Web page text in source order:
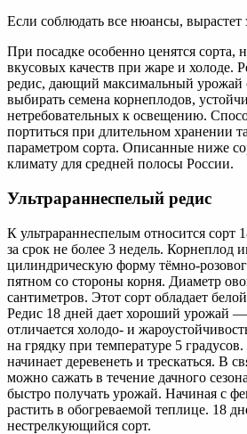
Если соблюдать все нюансы,
При посадке особенно ценятся сорта,
вкусовых качеств при жаре и холоде.
редис, дающий максимальный урожай
выбирать семена корнеплодов,
нетребовательных к освещению.
портиться при длительном хранении
параметром сорта. Описанные ниже
климату для средней полосы России.
Ультрараннеспелый редис
К ультрараннеспелым относится сорт
за срок не более 3 недель. Корнеплод
цилиндрическую форму тёмно-
пятном со стороны корня. Диаметр
сантиметров. Этот сорт обладает
Редис 18 дней дает хороший урожай
отличается холодо- и
на грядку при температуре 5
начинает деревенеть и трескаться. В
можно сажать в течение дачного
быстро получать урожай. Начиная с
растить в обогреваемой теплице. 18
нестрелкующийся сорт.